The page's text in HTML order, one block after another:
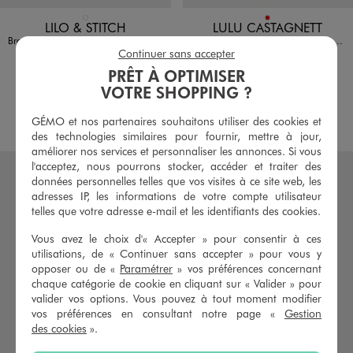
Disponible en 1 coloris
LILO & STITCH
Brosse à cheveux démêlante compact imprimée - Stitch
5/5 de moyenne
(12 avis)
AJOUTER
Disponible en 1 coloris
ROUGE
LULU CASTAGNETT
Brosse à cheveux large motif carreaux - LuluCastagnette
AJOUTER AU PANIER
PRÊT À OPTIMISER
VOTRE SHOPPING ?
GÉMO et nos partenaires souhaitons utiliser des cookies et
des technologies similaires pour fournir, mettre à jour,
améliorer nos services et personnaliser les annonces. Si vous
l'acceptez, nous pourrons stocker, accéder et traiter des
données personnelles telles que vos visites à ce site web, les
adresses IP, les informations de votre compte utilisateur
telles que votre adresse e-mail et les identifiants des cookies.
Vous avez le choix d'« Accepter » pour consentir à ces
utilisations, de « Continuer sans accepter » pour vous y
opposer ou de « Paramétrer » vos préférences concernant
chaque catégorie de cookie en cliquant sur « Valider » pour
valider vos options. Vous pouvez à tout moment modifier
vos préférences en consultant notre page « Gestion
des cookies ».
Continuer sans accepter